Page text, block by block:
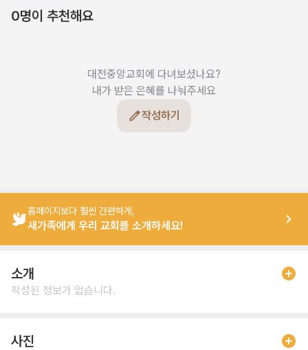
0명이 추천해요
대전중앙교회에 다녀보셨나요?
내가 받은 은혜를 나눠주세요
작성하기
홈페이지보다 훨씬 간편하게,
새가족에게 우리 교회를 소개하세요!
소개
작성된 정보가 없습니다.
사진